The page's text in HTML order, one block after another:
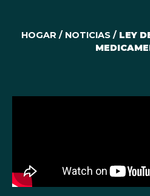
HOGAR / NOTICIAS/ LEY